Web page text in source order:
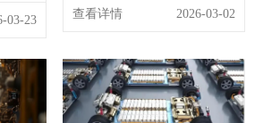
次
作
争的
03-23 查看详情 2026-03-02